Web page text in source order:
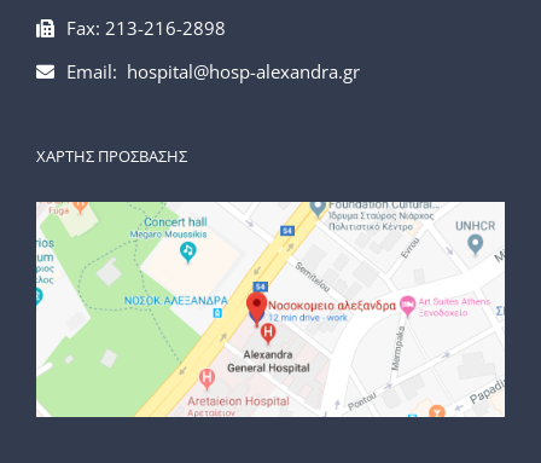
Fax: 213-216-2898
Email: hospital@hosp-alexandra.gr
ΧΑΡΤΗΣ ΠΡΟΣΒΑΣΗΣ